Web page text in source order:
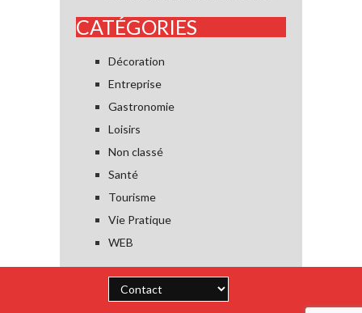
CATÉGORIES
Décoration
Entreprise
Gastronomie
Loisirs
Non classé
Santé
Tourisme
Vie Pratique
WEB